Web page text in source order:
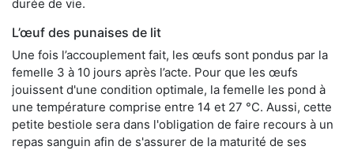
durée de vie.
L’œuf des punaises de lit
Une fois l’accouplement fait, les œufs sont pondus par la
femelle 3 à 10 jours après l’acte. Pour que les œufs
jouissent d'une condition optimale, la femelle les pond à
une température comprise entre 14 et 27 °C. Aussi, cette
petite bestiole sera dans l'obligation de faire recours à un
repas sanguin afin de s'assurer de la maturité de ses